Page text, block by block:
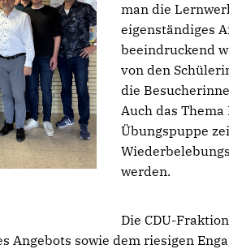
man die
eigenständiges
beeindruckend
von den
die
Auch das
Übungspuppe
werden.
Die CDU-
Angebots sowie dem riesigen